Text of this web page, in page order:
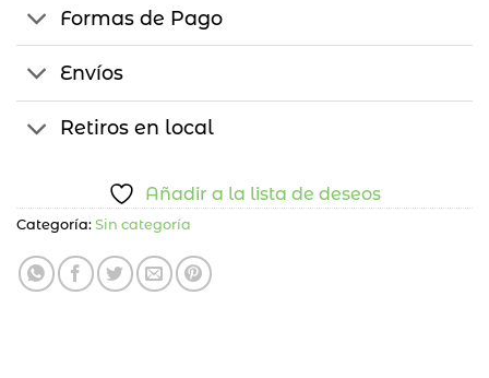
Formas de Pago
Envíos
Retiros en local
Añadir a la lista de deseos
Categoría: Sin categoría